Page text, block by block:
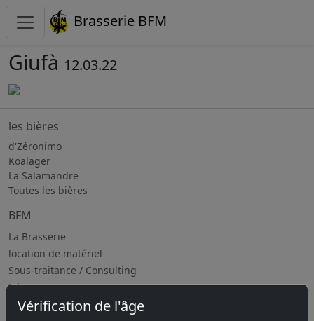
Brasserie BFM
Vérification de l'âge
Giufà 12.03.22
les bières
d'Zéronimo
Koalager
La Salamandre
Toutes les bières
BFM
La Brasserie
location de matériel
Sous-traitance / Consulting
Jobs
Prochains évènements